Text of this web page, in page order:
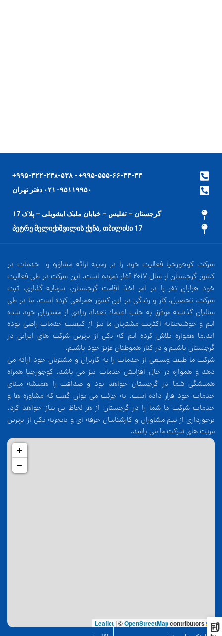
۹۹۵-۵۵۵-۶۶-۴۴-۳۳+ - ۹۹۵-۳۲۲-۲۳۸-۵۳۸+
۹۵۱۱۹۹۵۰- ۰۲۱ دفتر تهران
گرجستان – تفلیس – خیابان ملیک ایشویلی – پلاک 17
17 პეტრე მელიქიშვილის ქუჩა, თბილისი
شرکت کوجورجیا فعالیت خود را در زمینه ارائه مشاوره و خدمات در
کشور گرجستان از سال 2017 آغاز نموده است. این شرکت در طی فعالیت
خود هزاران نفر را در امر اخذ اقامت گرجستان، سرمایه گذاری، ثبت
شرکت، تحصیل، کار و زندگی در این کشور همراهی کرده است. ما در طی
سالیان گذشته موفق به جلب اعتماد تعداد زیادی از مشتریان خود شده
ایم و خوشبختانه اکثریت مشتریان ما نیز از کیفیت خدمات راضی بوده
اند.ما همواره تلاش کرده ایم که یکی از برترین شرکت های ایرانی در
گرجستان باشیم و در کنار هموطنان عزیز خود باشیم.
شرکت ما طیف وسیعی از خدمات را به کاربران و مشتریان خود ارائه می
دهد و همواره در حال افزایش خدمات نیز می باشد. کوجورجیا همراه
همیشگی شما در گرجستان خواهد بود و صداقت را همیشه مبنای
خدمات خود قرار داده است. به جرئت می توان گفت که مشاوره ها و
خدمات شرکت ما شما را در گرجستان از هر لحاظ بی نیاز خواهد کرد.
برخورداری از تیم مشاوران و کارشناسان حرفه ای و باتجربه یکی از برترین
مزیت های شرکت ما می باشد.
+
−
Leaflet
|©OpenStreetMapcontributors